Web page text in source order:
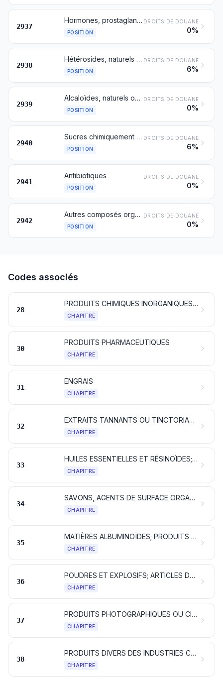
2937
Hormones, prostaglandines, thromboxanes et leucotriènes, naturels ou reproduits par synthèse; leurs dérivés et analogues structurels, y compris les polypeptides à chaîne modifiée, utilisés principalement comme hormones
POSITION
DROITS DE DOUANE
0%
2938
Hétérosides, naturels ou reproduits par synthèse, leurs sels, leurs éthers, leurs esters et autres dérivés
POSITION
DROITS DE DOUANE
6%
2939
Alcaloïdes, naturels ou reproduits par synthèse, leurs sels, leurs éthers, leurs esters et autres dérivés
POSITION
DROITS DE DOUANE
0%
2940
Sucres chimiquement purs, à l'exception du saccharose, du lactose, du maltose, du glucose et du fructose (lévulose); éthers, acétals et esters de sucres et leurs sels, autres que les produits des nos 2937, 2938 et 2939
POSITION
DROITS DE DOUANE
6%
2941
Antibiotiques
POSITION
DROITS DE DOUANE
0%
2942
Autres composés organiques
POSITION
DROITS DE DOUANE
0%
Codes associés
28
PRODUITS CHIMIQUES INORGANIQUES; COMPOSÉS INORGANIQUES OU ORGANIQUES DE MÉTAUX PRÉCIEUX, D'ÉLÉMENTS RADIOACTIFS, DE MÉTAUX DES TERRES RARES OU D'ISOTOPES
CHAPITRE
30
PRODUITS PHARMACEUTIQUES
CHAPITRE
31
ENGRAIS
CHAPITRE
32
EXTRAITS TANNANTS OU TINCTORIAUX; TANINS ET LEURS DÉRIVÉS; PIGMENTS ET AUTRES MATIÈRES COLORANTES; PEINTURES ET VERNIS; MASTICS; ENCRES
CHAPITRE
33
HUILES ESSENTIELLES ET RÉSINOÏDES; PRODUITS DE PARFUMERIE OU DE TOILETTE PRÉPARÉS ET PRÉPARATIONS COSMÉTIQUES
CHAPITRE
34
SAVONS, AGENTS DE SURFACE ORGANIQUES, PRÉPARATIONS POUR LESSIVES, PRÉPARATIONS LUBRIFIANTES, CIRES ARTIFICIELLES, CIRES PRÉPARÉES, PRODUITS D'ENTRETIEN, BOUGIES ET ARTICLES SIMILAIRES, PÂTES À MODELER, «CIRES POUR L'ART DENTAIRE» ET COMPOSITIONS POUR L'ART DENTAIRE À BASE DE PLÂTRE
CHAPITRE
35
MATIÈRES ALBUMINOÏDES; PRODUITS À BASE D'AMIDONS OU DE FÉCULES MODIFIÉS; COLLES; ENZYMES
CHAPITRE
36
POUDRES ET EXPLOSIFS; ARTICLES DE PYROTECHNIE; ALLUMETTES; ALLIAGES PYROPHORIQUES; MATIÈRES INFLAMMABLES
CHAPITRE
37
PRODUITS PHOTOGRAPHIQUES OU CINÉMATOGRAPHIQUES
CHAPITRE
38
PRODUITS DIVERS DES INDUSTRIES CHIMIQUES
CHAPITRE